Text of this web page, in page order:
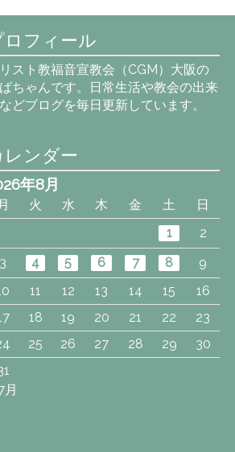
ロフィール
スト教福音宣教会（CGM）大阪の
ちゃんです。日常生活や教会の出来
どブログを毎日更新しています。
レンダー
年8月
月 火 水 木 金 土
日
1
2
3
4 5 6 7 8
9
11 12 13 14 15
16
18 19 20 21 22
23
25 26 27 28 29
30
月